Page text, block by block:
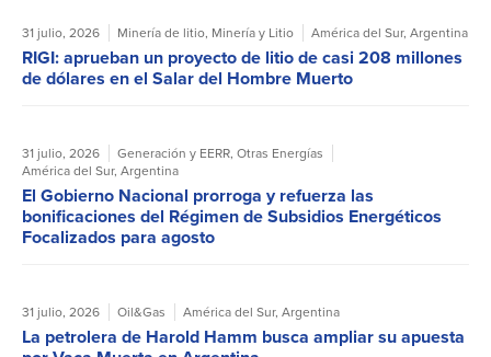
31 julio, 2026 Minería de litio, Minería y Litio América del Sur, Argentina
RIGI: aprueban un proyecto de litio de casi 208 millones
de dólares en el Salar del Hombre Muerto
31 julio, 2026 Generación y EERR, Otras Energías
América del Sur, Argentina
El Gobierno Nacional prorroga y refuerza las
bonificaciones del Régimen de Subsidios Energéticos
Focalizados para agosto
31 julio, 2026 Oil&Gas América del Sur, Argentina
La petrolera de Harold Hamm busca ampliar su apuesta